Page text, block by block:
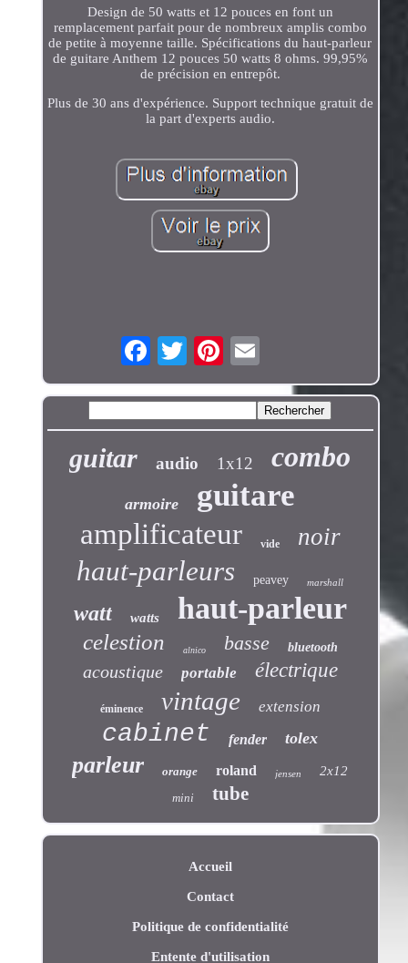
Design de 50 watts et 12 pouces en font un
remplacement parfait pour de nombreux amplis combo
de petite à moyenne taille. Spécifications du haut-parleur
de guitare Anthem 12 pouces 50 watts 8 ohms. 99,95%
de précision en entrepôt.
Plus de 30 ans d'expérience. Support technique gratuit de
la part d'experts audio.
guitar audio 1x12 combo
armoire guitare
amplificateur vide noir
haut-parleurs peavey marshall
watt watts haut-parleur
celestion alnico basse bluetooth
acoustique portable électrique
éminence vintage extension
cabinet fender tolex
parleur orange roland jensen 2x12
mini tube
Accueil
Contact
Politique de confidentialité
Entente d'utilisation